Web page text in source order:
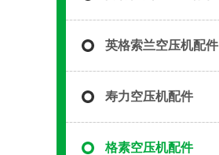
英格索兰空压机配件
寿力空压机配件
格素空压机配件